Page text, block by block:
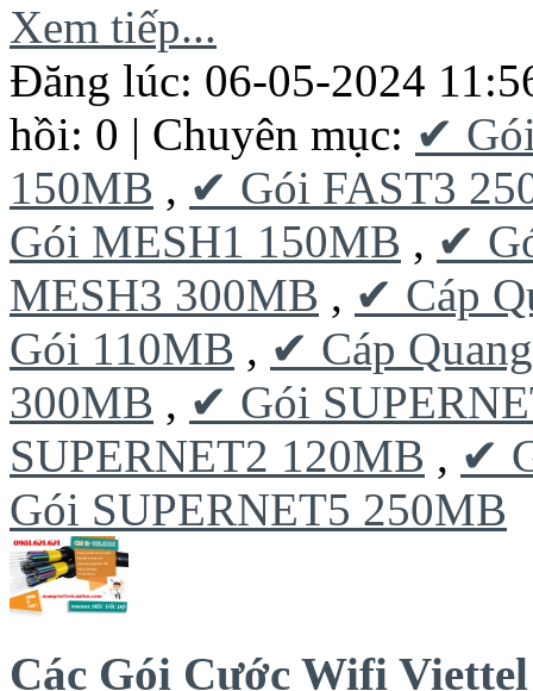
Xem tiếp...
Đăng lúc: 06-05-2024
hồi: 0 | Chuyên mục: ✔
150MB , ✔ Gói FAST3
Gói MESH1 150MB , ✔
MESH3 300MB , ✔ Cáp
Gói 110MB , ✔ Cáp
300MB , ✔ Gói
SUPERNET2 120MB , ✔
Gói SUPERNET5 250MB
Các Gói Cước Wifi